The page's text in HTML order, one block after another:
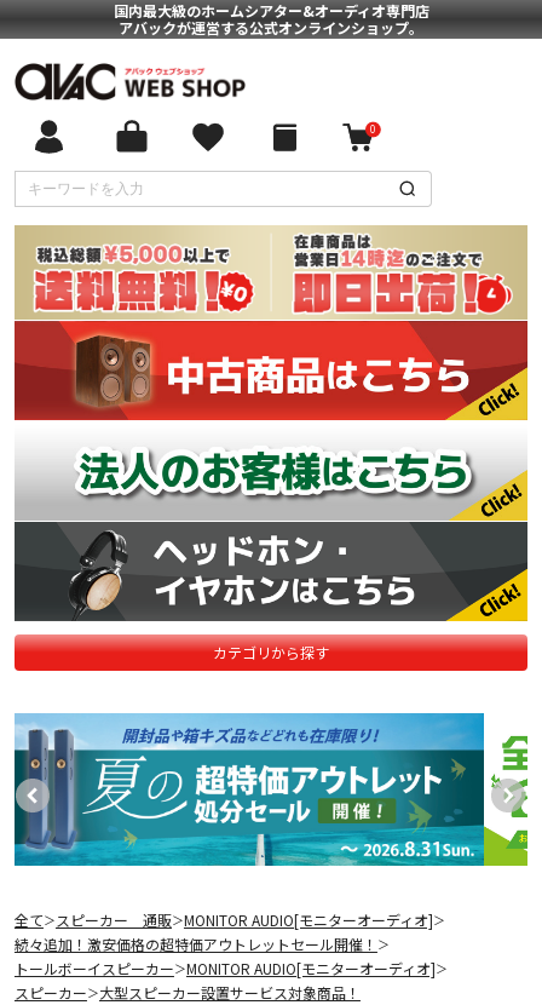
国内最大級のホームシアター&オーディオ専門店
アバックが運営する公式オンラインショップ。
0
カテゴリから探す
全て＞ スピーカー 通販＞MONITOR AUDIO[モニターオーディオ]＞
続々追加！激安価格の超特価アウトレットセール開催！ ＞
トールボーイスピーカー＞MONITOR AUDIO[モニターオーディオ]＞
スピーカー＞大型スピーカー設置サービス対象商品！